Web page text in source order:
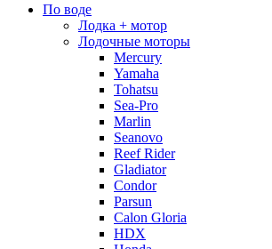
По воде
Лодка + мотор
Лодочные моторы
Mercury
Yamaha
Tohatsu
Sea-Pro
Marlin
Seanovo
Reef Rider
Gladiator
Condor
Parsun
Calon Gloria
HDX